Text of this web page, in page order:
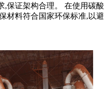
,保证架构合理。 在使用碳酸
材料符合国家环保标准,以避